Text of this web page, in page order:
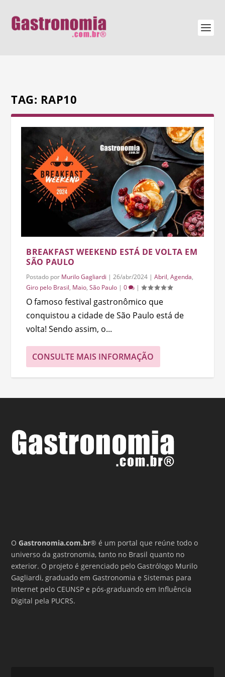
TAG: RAP10
BREAKFAST WEEKEND ESTÁ DE VOLTA EM
SÃO PAULO
Postado por Murilo Gagliardi |26/abr/2024 |Abril,Agenda,
Giro pelo Brasil, Maio,São Paulo |0 |
O famoso festival gastronômico que
conquistou a cidade de São Paulo está de
volta! Sendo assim, o...
CONSULTE MAIS INFORMAÇÃO
OGastronomia.com.br® é um portal que reúne todo o
universo da gastronomia, tanto no Brasil quanto no
exterior. O projeto é gerenciado pelo Gastrólogo Murilo
Gagliardi, graduado em Gastronomia e Sistemas para
Internet pelo CEUNSP e pós-graduando em Influência
Digital pela PUCRS.